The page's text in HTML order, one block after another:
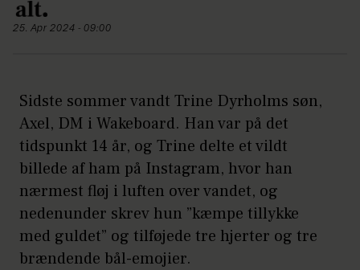
25. Apr 2024 - 09:00
Sidste sommer vandt Trine Dyrholms søn,
Axel, DM i Wakeboard. Han var på det
tidspunkt 14 år, og Trine delte et vildt
billede af ham på Instagram, hvor han
nærmest fløj i luften over vandet, og
nedenunder skrev hun ”kæmpe tillykke
med guldet” og tilføjede tre hjerter og tre
brændende bål-emojier.